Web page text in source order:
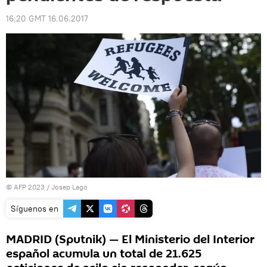
16:20 GMT 16.06.2017
© AFP 2023 / Josep Lago
Síguenos en
MADRID (Sputnik) — El Ministerio del Interior
español acumula un total de 21.625